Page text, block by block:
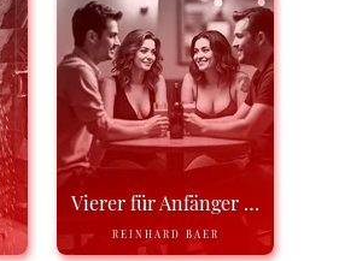
Vierer für Anfänger …
REINHARD BAER